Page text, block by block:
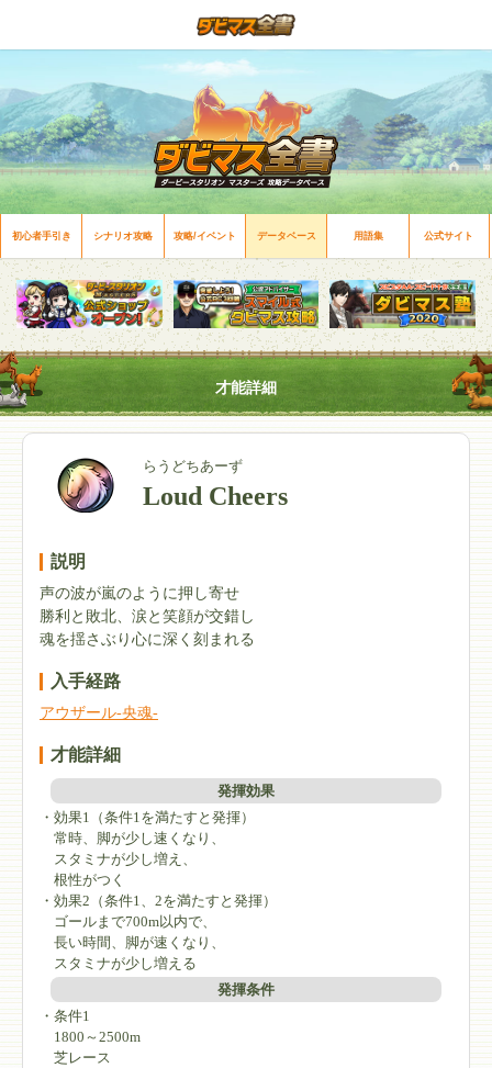
初心者手引き シナリオ攻略 攻略/イベント データベース 用語集 公式サイト
才能詳細
らうどちあーず
Loud Cheers
説明
声の波が嵐のように押し寄せ
勝利と敗北、涙と笑顔が交錯し
魂を揺さぶり心に深く刻まれる
入手経路
アウザール-央魂-
才能詳細
発揮効果
・効果1（条件1を満たすと発揮）
常時、脚が少し速くなり、
スタミナが少し増え、
根性がつく
・効果2（条件1、2を満たすと発揮）
ゴールまで700m以内で、
長い時間、脚が速くなり、
スタミナが少し増える
発揮条件
・条件1
1800～2500m
芝レース